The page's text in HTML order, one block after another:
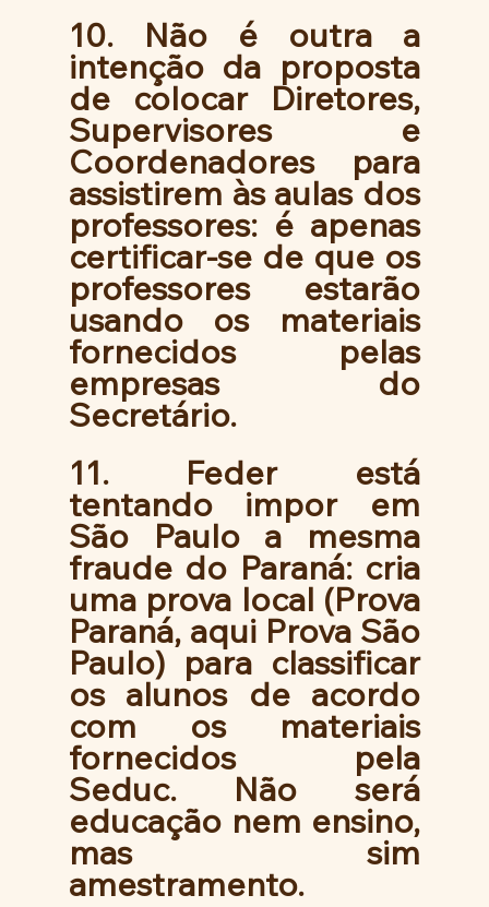
10. Não é outra a
intenção da proposta
de colocar Diretores,
Supervisores e
Coordenadores para
assistirem às aulas dos
professores: é apenas
certificar-se de que os
professores estarão
usando os materiais
fornecidos pelas
empresas do
Secretário.
11. Feder está
tentando impor em
São Paulo a mesma
fraude do Paraná: cria
uma prova local (Prova
Paraná, aqui Prova São
Paulo) para classificar
os alunos de acordo
com os materiais
fornecidos pela
Seduc. Não será
educação nem ensino,
mas sim
amestramento.